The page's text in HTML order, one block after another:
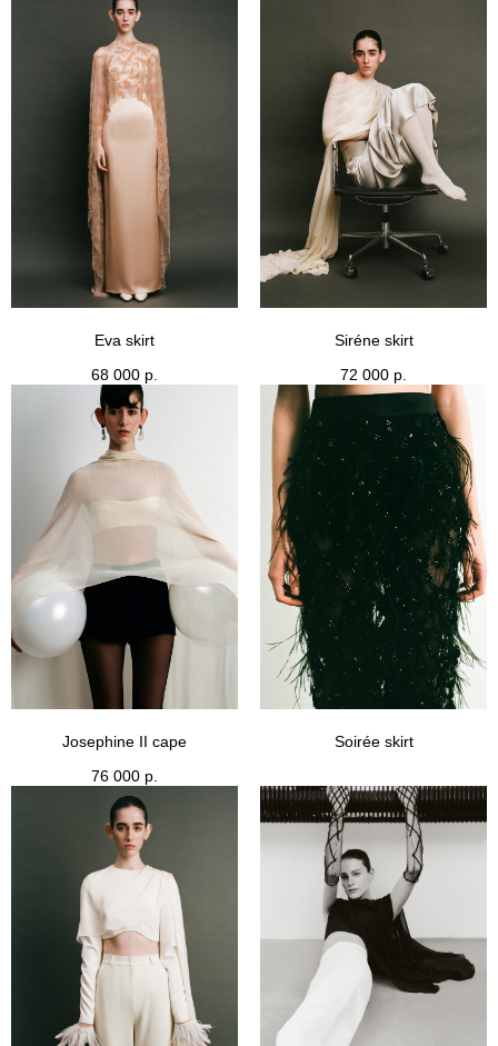
Eva skirt
68 000 р.
Siréne skirt
72 000 р.
Josephine II cape
76 000 р.
Soirée skirt